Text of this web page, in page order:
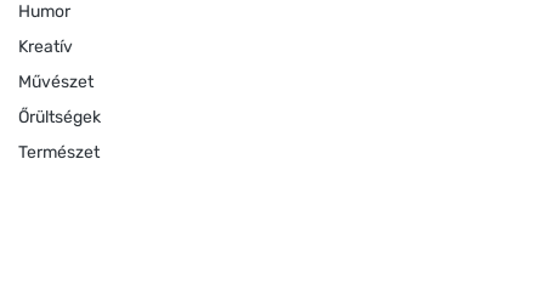
Humor
Kreatív
Művészet
Őrültségek
Természet